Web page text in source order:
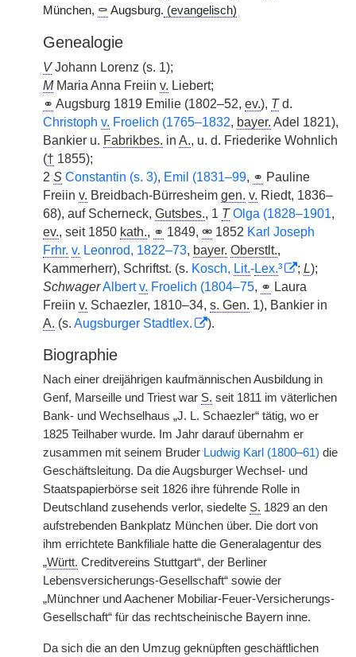
München, ⚰ Augsburg. (evangelisch)
Genealogie
VJohann Lorenz (s. 1);
MMaria Anna Freiin v. Liebert;
⚭ Augsburg 1819 Emilie (1802–52, ev.), Td.
Christoph v. Froelich (1765–1832, bayer. Adel 1821),
Bankier u. Fabrikbes. in A., u. d. Friederike Wohnlich
(† 1855);
2 S Constantin (s. 3), Emil (1831–99, ⚭ Pauline
Freiin v. Breidbach-Bürresheim gen. v. Riedt, 1836–
68), auf Scherneck, Gutsbes., 1 T Olga (1828–1901,
ev., seit 1850 kath., ⚭ 1849, ⚮ 1852 Karl Joseph
Frhr. v. Leonrod, 1822–73, bayer. Oberstlt.,
Kammerherr), Schriftst. (s. Kosch, Lit.-Lex.³ ; L);
SchwagerAlbertv. Froelich (1804–75, ⚭ Laura
Freiin v. Schaezler, 1810–34, s. Gen. 1), Bankier in
A. (s. Augsburger Stadtlex. ).
Biographie
Nach einer dreijährigen kaufmännischen Ausbildung in
Genf, Marseille und Triest war S. seit 1811 im väterlichen
Bank- und Wechselhaus „J. L. Schaezler“ tätig, wo er
1825 Teilhaber wurde. Im Jahr darauf übernahm er
zusammen mit seinem Bruder Ludwig Karl (1800–61) die
Geschäftsleitung. Da die Augsburger Wechsel- und
Staatspapierbörse seit 1826 ihre führende Rolle in
Deutschland zusehends verlor, siedelte S. 1829 an den
aufstrebenden Bankplatz München über. Die dort von
ihm errichtete Bankfiliale hatte die Generalagentur des
„Württ. Creditvereins Stuttgart“, der Berliner
Lebensversicherungs-Gesellschaft“ sowie der
„Münchner und Aachener Mobiliar-Feuer-Versicherungs-
Gesellschaft“ für das rechtscheinische Bayern inne.
Da sich die an den Umzug geknüpften geschäftlichen